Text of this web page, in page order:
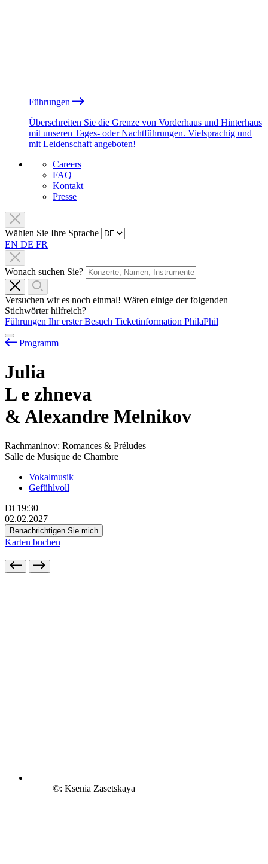
Führungen
Überschreiten Sie die Grenze von Vorderhaus und Hinterhaus
mit unseren Tages- oder Nachtführungen. Vielsprachig und
mit Leidenschaft angeboten!
Careers
FAQ
Kontakt
Presse
Wählen Sie Ihre Sprache
EN DE FR
Wonach suchen Sie?
Versuchen wir es noch einmal! Wären einige der folgenden
Stichwörter hilfreich?
Führungen Ihr erster Besuch Ticketinformation PhilaPhil
Programm
Julia
L e zhneva
& Alexandre Melnikov
Rachmaninov: Romances & Préludes
Salle de Musique de Chambre
Vokalmusik
Gefühlvoll
Di 19:30
02.02.2027
Benachrichtigen Sie mich
Karten buchen
©: Ksenia Zasetskaya